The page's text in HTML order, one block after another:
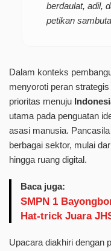
berdaulat, adil,
petikan
Dalam konteks
menyoroti peran strategis
prioritas menuju
utama pada penguatan
asasi manusia.
berbagai sektor, mulai
hingga ruang digital.
Baca juga:
SMPN 1
Hat-trick Juara
Upacara diakhiri dengan